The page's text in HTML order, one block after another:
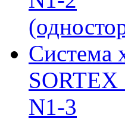
Система
SORTEX
N1-3